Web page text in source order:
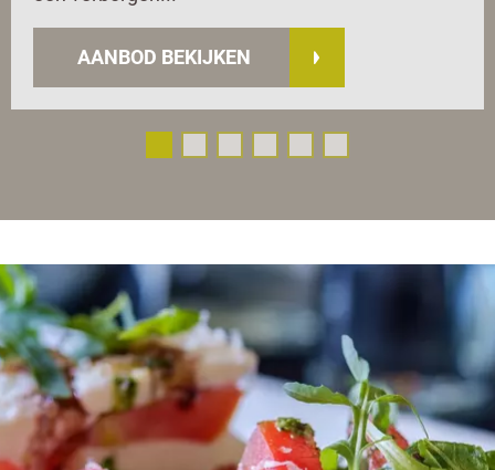
AANBOD BEKIJKEN